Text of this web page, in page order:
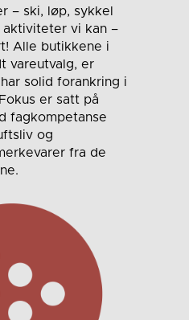
– ski, løp, sykkel
vi kan –
Alle butikkene i
vareutvalg, er
solid forankring i
er satt på
fagkompetanse
og
fra de